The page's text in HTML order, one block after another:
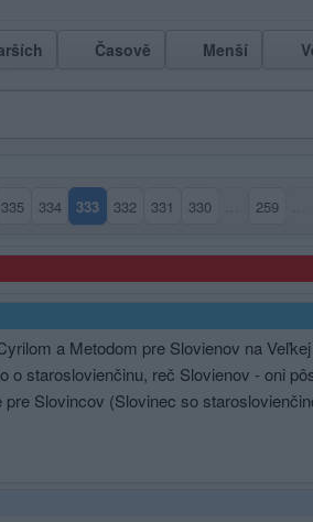
Časově Menší
335 334 333(aktuální strana)
332 331 330 259
a Metodom pre Slovienov na
o staroslovienčinu, reč Slovienov - oni
Slovincov (Slovinec so